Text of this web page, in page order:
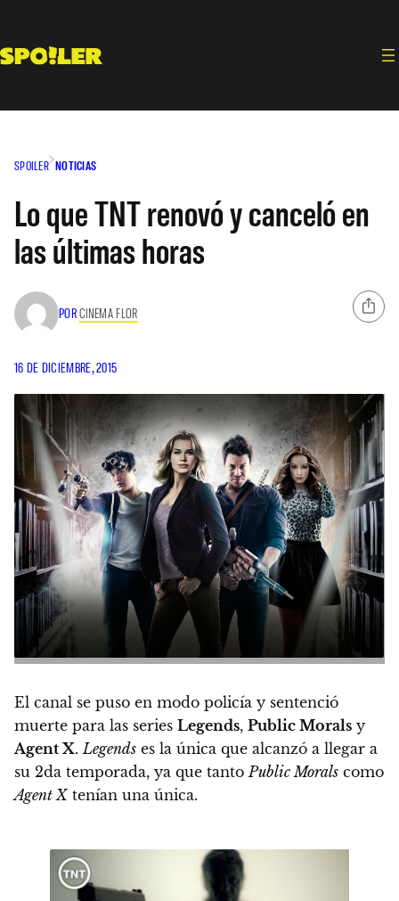
contenido
SPOILER NOTICIAS
Lo que TNT renovó y canceló en
las últimas horas
PORCINEMA FLOR
16 DE DICIEMBRE, 2015
El canal se puso en modo policía y sentenció
muerte para las series Legends, Public Morals y
Agent X.Legends es la única que alcanzó a llegar a
su 2da temporada, ya que tantoPublic Morals como
Agent X tenían una única.